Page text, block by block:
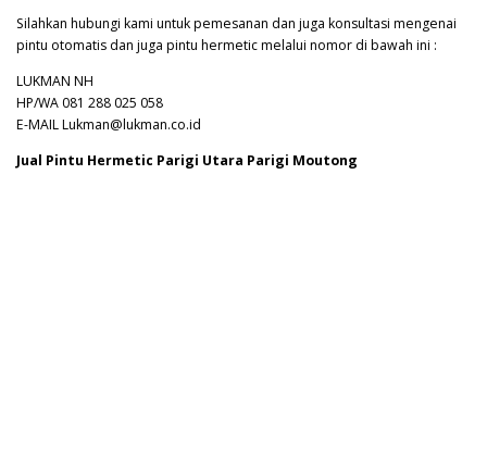
Silahkan hubungi kami untuk pemesanan dan juga konsultasi mengenai
pintu otomatis dan juga pintu hermetic melalui nomor di bawah ini :
LUKMAN NH
HP/WA 081 288 025 058
E-MAIL Lukman@lukman.co.id
Jual Pintu Hermetic Parigi Utara Parigi Moutong